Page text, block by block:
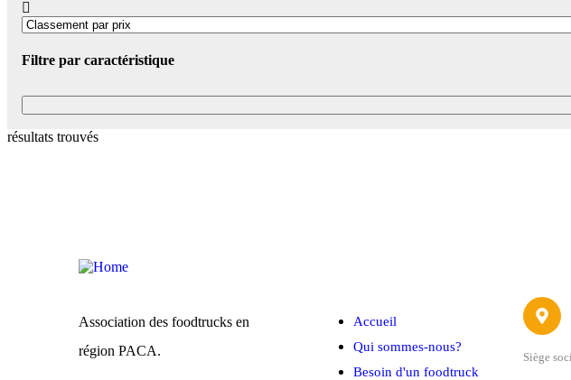
Filtre par caractéristique
résultats trouvés
Association des foodtrucks en
région PACA.
Accueil
Qui sommes-nous?
Besoin d'un foodtruck
Siège